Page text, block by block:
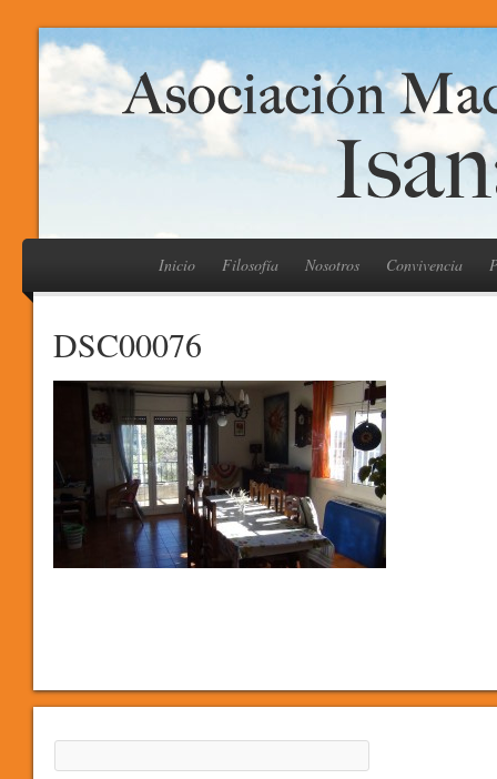
Inicio Filosofía Nosotros Convivencia
DSC00076